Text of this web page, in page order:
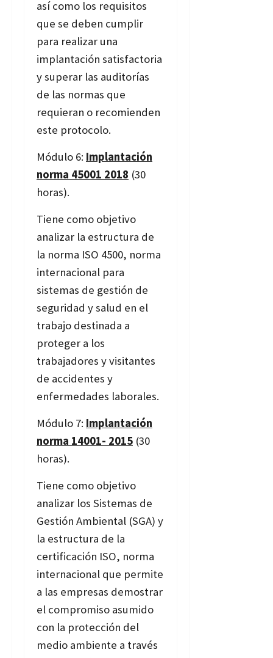
así como los requisitos
que se deben cumplir
para realizar una
implantación satisfactoria
y superar las auditorías
de las normas que
requieran o recomienden
este protocolo.
Módulo 6: Implantación
norma 45001 2018 (30
horas).
Tiene como objetivo
analizar la estructura de
la norma ISO 4500, norma
internacional para
sistemas de gestión de
seguridad y salud en el
trabajo destinada a
proteger a los
trabajadores y visitantes
de accidentes y
enfermedades laborales.
Módulo 7: Implantación
norma 14001- 2015 (30
horas).
Tiene como objetivo
analizar los Sistemas de
Gestión Ambiental (SGA) y
la estructura de la
certificación ISO, norma
internacional que permite
a las empresas demostrar
el compromiso asumido
con la protección del
medio ambiente a través